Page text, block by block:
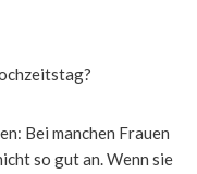
Bei manchen Frauen
so gut an. Wenn sie